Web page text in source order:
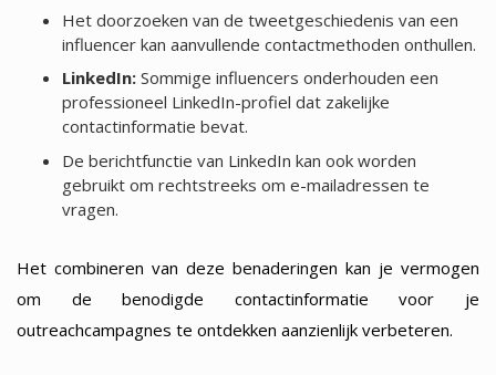
Het doorzoeken van de tweetgeschiedenis van een
influencer kan aanvullende contactmethoden onthullen.
LinkedIn:Sommige influencers onderhouden een
professioneel LinkedIn-profiel dat zakelijke
contactinformatie bevat.
De berichtfunctie van LinkedIn kan ook worden
gebruikt om rechtstreeks om e-mailadressen te
vragen.
Het combineren van deze benaderingen kan je vermogen
om de benodigde contactinformatie voor je
outreachcampagnes te ontdekken aanzienlijk verbeteren.